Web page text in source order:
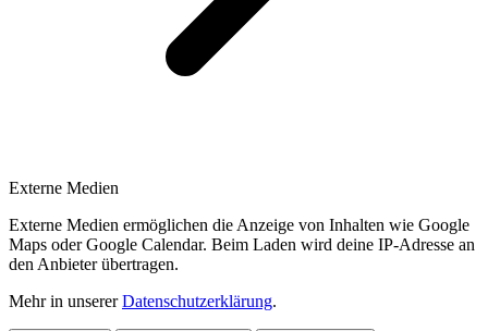
Externe Medien
Externe Medien ermöglichen die Anzeige von Inhalten wie Google
Maps oder Google Calendar. Beim Laden wird deine IP-Adresse an
den Anbieter übertragen.
Mehr in unsererDatenschutzerklärung.